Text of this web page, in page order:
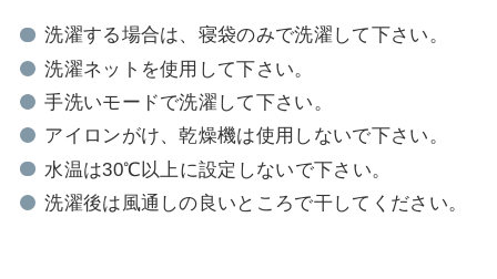
洗濯する場合は、寝袋のみで洗濯して下さい。
洗濯ネットを使用して下さい。
手洗いモードで洗濯して下さい。
アイロンがけ、乾燥機は使用しないで下さい。
水温は30℃以上に設定しないで下さい。
洗濯後は風通しの良いところで干してください。